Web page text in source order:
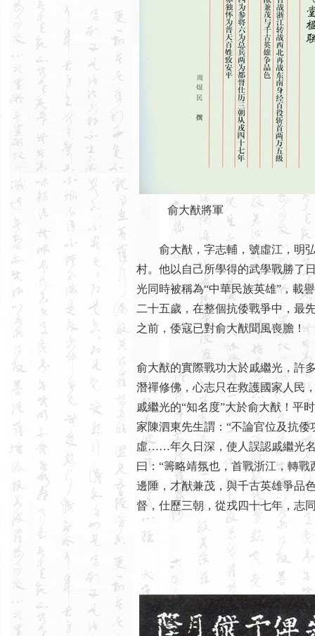
俞大猷將軍
俞大猷，字志輔，號虛江，明弘
村。他以自己所學得的武學戰勝了
光同時被稱為“中華民族英雄”，載
二十五歲，在整個抗倭戰爭中，最
之前，倭寇已對俞大猷聞風喪膽！
俞大猷的實際戰功大於戚繼光，許
潛禪修佛，心志只在救護國家人民
戚繼光的“知名度”大於俞大猷！平
家陳泗東先生謂：“不論官位及抗
虛……年久日深，使人誤認戚繼光
曰：“籌略靖氛也，首戰浙江，轉
邊陲，才猷兼茂，與千古英雄爭品
督，仕歷三朝，從戎四十七年，志